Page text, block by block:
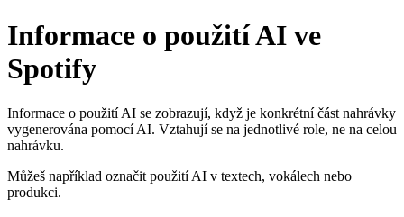
Informace o použití AI ve
Spotify
Informace o použití AI se zobrazují, když je konkrétní část nahrávky
vygenerována pomocí AI. Vztahují se na jednotlivé role, ne na celou
nahrávku.
Můžeš například označit použití AI v textech, vokálech nebo
produkci.